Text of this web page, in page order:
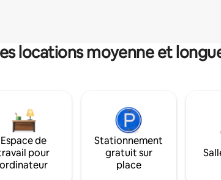
locations moyenne et
Espace de
pour
ordinateur
Stationnement
gratuit sur
place